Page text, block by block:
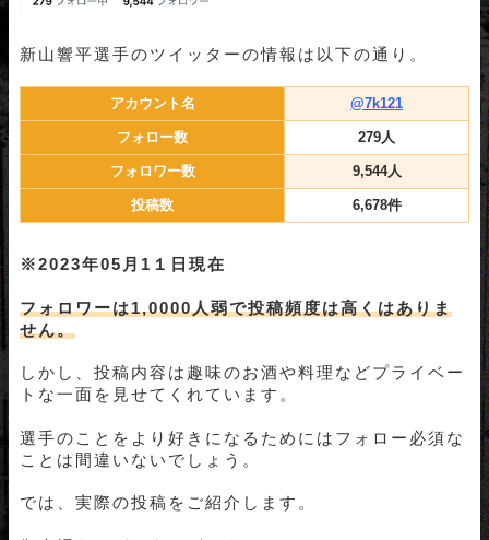
新山響平選手のツイッターの情報は以下の通り。
アカウント名 @7k121
フォロー数 279人
フォロワー数 9,544人
投稿数 6,678件
※2023年05月1１ 日現在
フォロワーは1,0000人弱で投稿頻度は高くはありま
せん。
しかし、投稿内容は趣味のお酒や料理などプライベー
トな一面を見せてくれています。
選手のことをより好きになるためにはフォロー必須な
ことは間違いないでしょう。
では、実際の投稿をご紹介します。